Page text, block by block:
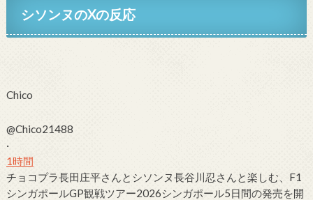
シソンヌのXの反応
Chico
@Chico21488
·
1時間
チョコプラ長田庄平さんと シソンヌ長谷川忍さんと楽しむ、F1
シンガポールGP観戦ツアー2026シンガポール5日間の発売を開